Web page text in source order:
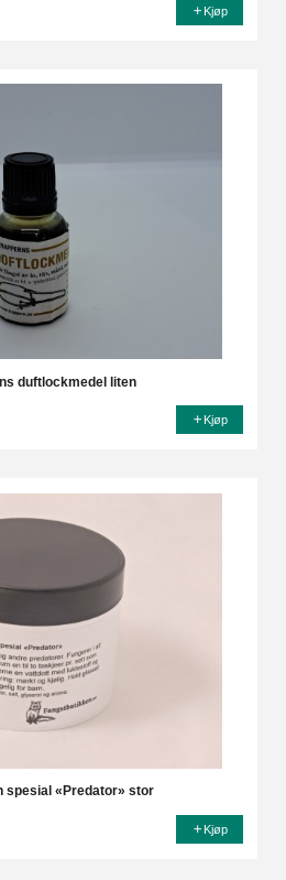
Kjøp
duftlockmedel liten
Kjøp
spesial «Predator» stor
Kjøp